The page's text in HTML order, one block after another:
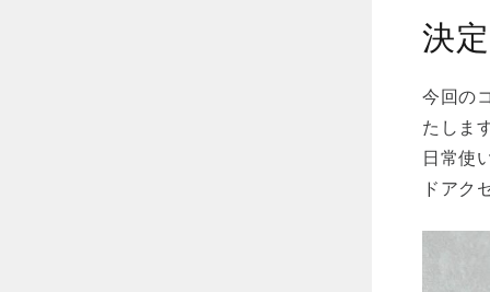
決
今回の
たしま
日常使
ドアク